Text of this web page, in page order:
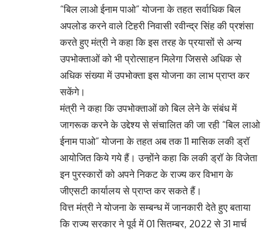
“बिल लाओ ईनाम पाओ” योजना के तहत सर्वाधिक बिल
अपलोड करने वाले टिहरी निवासी रवीन्द्र सिंह की प्रशंसा
करते हुए मंत्री ने कहा कि इस तरह के प्रयासों से अन्य
उपभोक्ताओं को भी प्रोत्साहन मिलेगा जिससे अधिक से
अधिक संख्या में उपभोक्ता इस योजना का लाभ प्राप्त कर
सकेंगे।
मंत्री ने कहा कि उपभोक्ताओं को बिल लेने के संबंध में
जागरूक करने के उद्देश्य से संचालित की जा रही “बिल लाओ
ईनाम पाओ” योजना के तहत अब तक 11 मासिक लकी ड्रॉ
आयोजित किये गये हैं। उन्होंने कहा कि लकी ड्रॉ के विजेता
इन पुरस्कारों को अपने निकट के राज्य कर विभाग के
जीएसटी कार्यालय से प्राप्त कर सकते हैं।
वित्त मंत्री ने योजना के सम्बन्ध में जानकारी देते हुए बताया
कि राज्य सरकार ने पूर्व में 01 सितम्बर, 2022 से 31 मार्च